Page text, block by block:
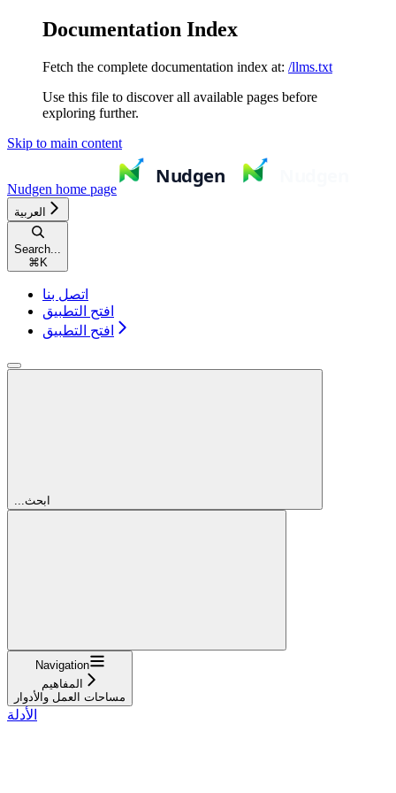
Documentation Index
Fetch the complete documentation index at: /llms.txt
Use this file to discover all available pages before
exploring further.
Skip to main content
Nudgen home page
العربية
Search...
⌘ K
اتصل بنا
افتح التطبيق
افتح التطبيق
...ابحث
Navigation
المفاهيم
مساحات العمل والأدوار
الأدلة